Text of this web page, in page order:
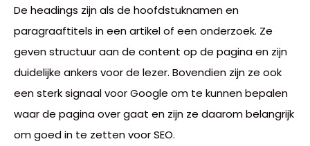
De headings zijn als de hoofdstuknamen en
paragraaftitels in een artikel of een onderzoek. Ze
geven structuur aan de content op de pagina en zijn
duidelijke ankers voor de lezer. Bovendien zijn ze ook
een sterk signaal voor Google om te kunnen bepalen
waar de pagina over gaat en zijn ze daarom belangrijk
om goed in te zetten voor SEO.